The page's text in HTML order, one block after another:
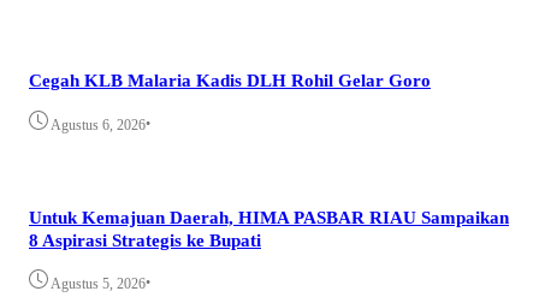
Cegah KLB Malaria Kadis DLH Rohil Gelar Goro
Agustus 6, 2026•
Untuk Kemajuan Daerah, HIMA PASBAR RIAU Sampaikan
8 Aspirasi Strategis ke Bupati
Agustus 5, 2026•